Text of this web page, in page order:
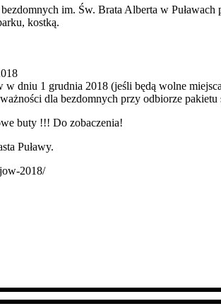
im. Św. Brata Alberta w Puławach
kostką.
w dniu 1 grudnia 2018 (jeśli będą wolne
dla bezdomnych przy odbiorze pakietu
buty !!! Do zobaczenia!
Puławy.
2018/